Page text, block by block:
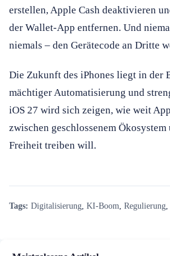
erstellen, Apple Cash deaktivieren
der Wallet-App entfernen. Und
niemals – den Gerätecode an Dritte
Die Zukunft des iPhones liegt in der
mächtiger Automatisierung und
iOS 27 wird sich zeigen, wie weit
zwischen geschlossenem
Freiheit treiben will.
Tags: Digitalisierung KI-Boom Regulierung